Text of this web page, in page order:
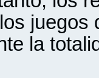
juegos
la